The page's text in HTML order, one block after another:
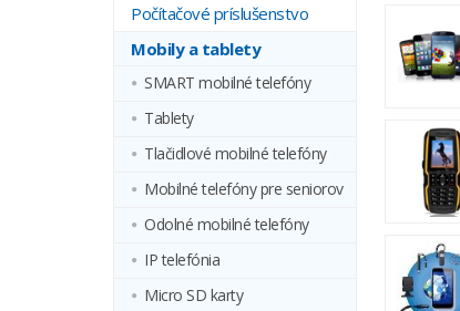
Počítačové príslušenstvo
Mobily a tablety
SMART mobilné telefóny
Tablety
Tlačidlové mobilné telefóny
Mobilné telefóny pre seniorov
Odolné mobilné telefóny
IP telefónia
Micro SD karty